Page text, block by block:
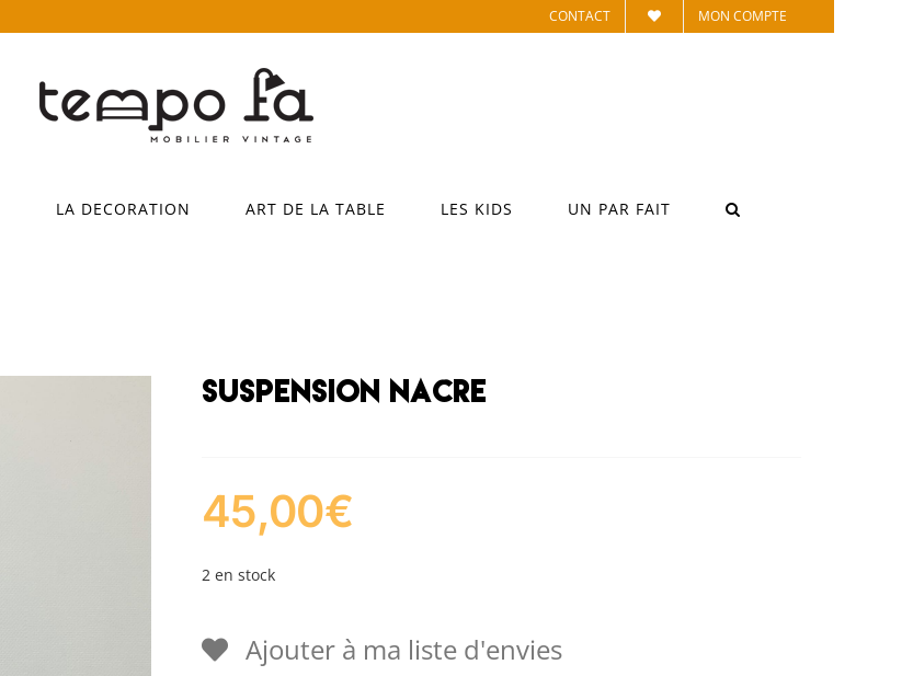
CONTACT MON COMPTE
LA DECORATION ART DE LA TABLE LES KIDS UN PAR FAIT
Suspension nacre
45,00€
2 en stock
Ajouter à ma liste d'envies